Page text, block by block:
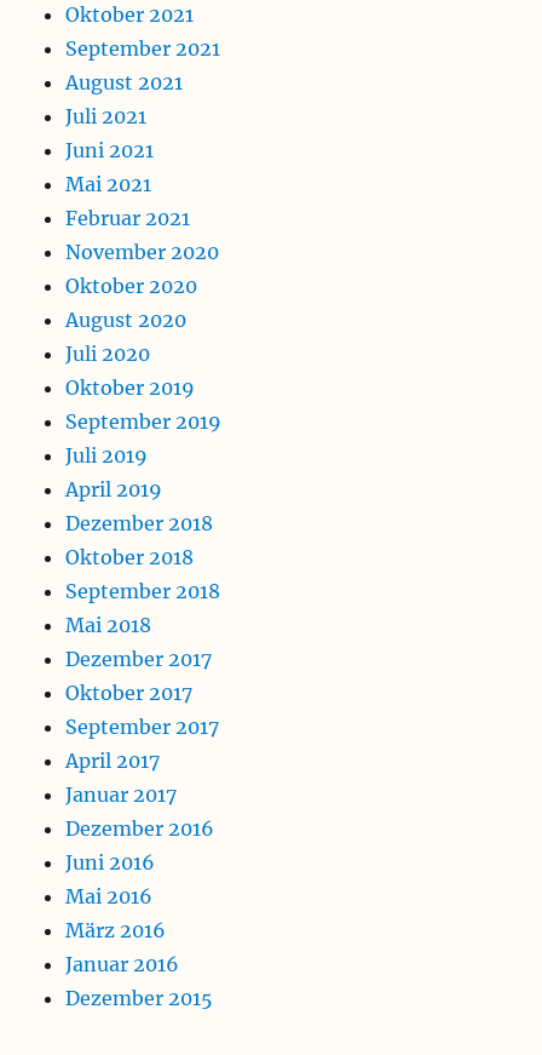
Oktober 2021
September 2021
August 2021
Juli 2021
Juni 2021
Mai 2021
Februar 2021
November 2020
Oktober 2020
August 2020
Juli 2020
Oktober 2019
September 2019
Juli 2019
April 2019
Dezember 2018
Oktober 2018
September 2018
Mai 2018
Dezember 2017
Oktober 2017
September 2017
April 2017
Januar 2017
Dezember 2016
Juni 2016
Mai 2016
März 2016
Januar 2016
Dezember 2015